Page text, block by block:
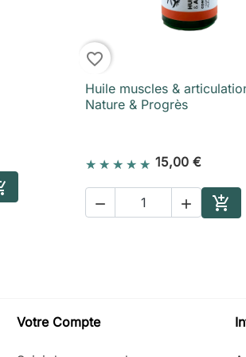
au panier
favorite_border
 Aperçu rapide
Huile muscles &
Nature & Progrès
15,00 €
  
Votre Compte